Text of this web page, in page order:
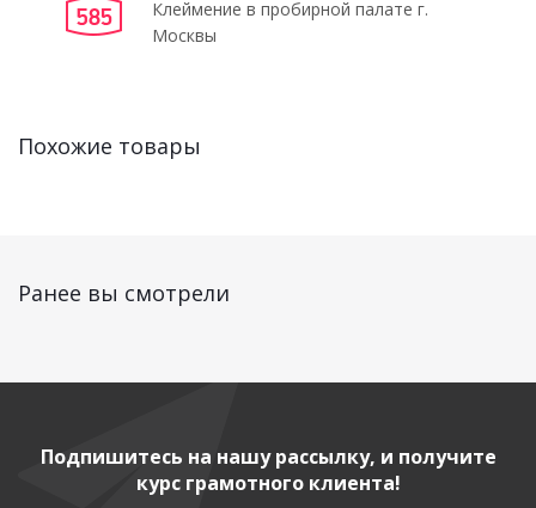
Клеймение в пробирной палате г.
Москвы
Похожие товары
Ранее вы смотрели
Подпишитесь на нашу рассылку, и получите
курс грамотного клиента!